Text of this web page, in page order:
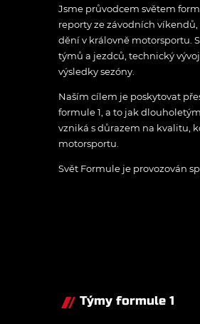
Jsme průvodcem světem
reporty ze závodních
dění v královně motorsportu.
týmů a jezdců, technický
výsledky sezóny.
Naším cílem je poskytovat
formule 1, a to jak
vzniká s důrazem na kvalitu,
motorsportu.
Svět Formule je provozován
Týmy formule 1